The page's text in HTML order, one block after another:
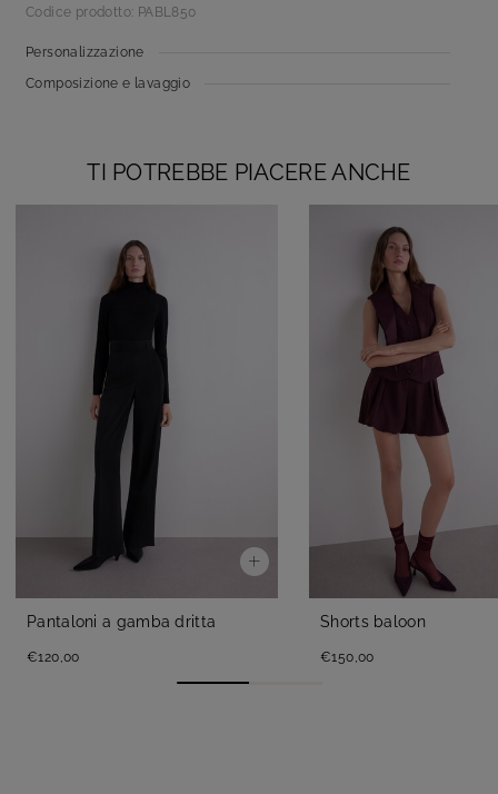
Codice prodotto: PABL850
Personalizzazione
Composizione e lavaggio
TI POTREBBE PIACERE ANCHE
Pantaloni a gamba dritta
€120,00
Shorts baloon
€150,00